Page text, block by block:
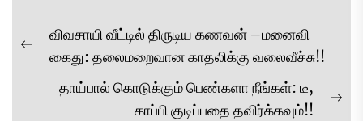
Post
navigation
Previous
விவசாயி வீட்டில் திருடிய கணவன் –மனைவி
கைது: தலைமறைவான காதலிக்கு வலைவீச்சு!!
தாய்பால் கொடுக்கும் பெண்களா நீங்கள்: டீ,
காப்பி குடிப்பதை தவிர்க்கவும்!!